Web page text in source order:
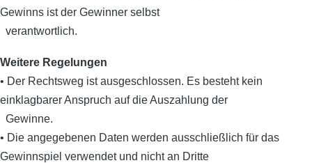
Gewinns ist der Gewinner selbst
verantwortlich.
Weitere Regelungen
• Der Rechtsweg ist ausgeschlossen. Es besteht kein
einklagbarer Anspruch auf die Auszahlung der
Gewinne.
• Die angegebenen Daten werden ausschließlich für das
Gewinnspiel verwendet und nicht an Dritte